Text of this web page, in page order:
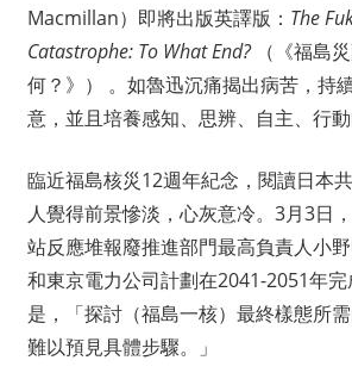
Macmillan）即將出版英譯版： The
Catastrophe: To What End?（《福島
何？》） 。如魯迅沉痛揭出病苦，持
意，並且培養感知、思辨、自主、行動
臨近福島核災12週年紀念，閱讀日本
人覺得前景慘淡，心灰意冷。3月3日
站反應堆報廢推進部門最高負責人小
和東京電力公司計劃在2041-2051年
是，「探討（福島一核）最終樣態所
難以預見具體步驟。」